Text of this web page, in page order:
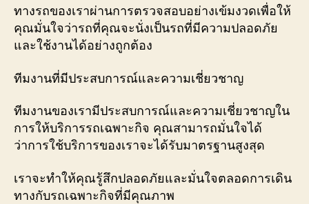
ทางรถของเราผ่านการตรวจสอบอย่างเข้มงวดเพื่อให้
คุณมั่นใจว่ารถที่คุณจะนั่งเป็นรถที่มีความปลอดภัย
และใช้งานได้อย่างถูกต้อง
ทีมงานที่มีประสบการณ์และความเชี่ยวชาญ
ทีมงานของเรามีประสบการณ์และความเชี่ยวชาญใน
การให้บริการรถเฉพาะกิจ คุณสามารถมั่นใจได้
ว่าการใช้บริการของเราจะได้รับมาตรฐานสูงสุด
เราจะทำให้คุณรู้สึกปลอดภัยและมั่นใจตลอดการเดิน
ทางกับรถเฉพาะกิจที่มีคุณภาพ